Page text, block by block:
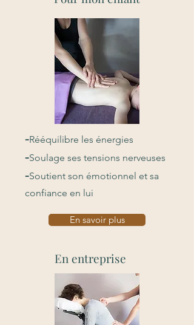
-Rééquilibre les énergies
-Soulage ses tensions nerveuses
-Soutient son émotionnel et sa
confiance en lui
En savoir plus
En entreprise